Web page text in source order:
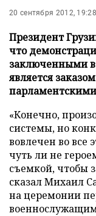
20 сентября 2012, 19:28
Президент
что
заключенными
является
«Конечно,
системы, но
вовлечен во все
чуть ли не
съемкой, чтобы
сказал Михаил
на церемонии